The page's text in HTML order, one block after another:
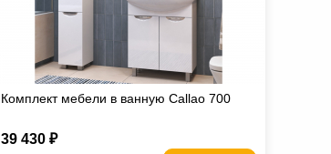
Комплект мебели в ванную Callao 700
39 430 ₽